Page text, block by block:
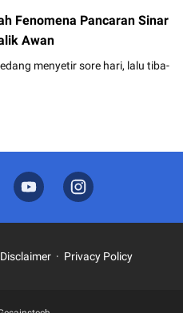
Fenomena Pancaran Sinar
Awan
menyetir sore hari, lalu tiba-
Disclaimer Privacy Policy